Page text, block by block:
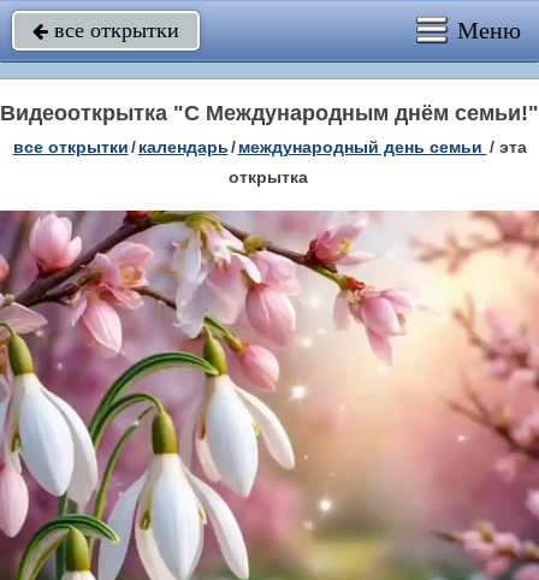
 все открытки Меню
Видеооткрытка "С Международным днём семьи!"
все открытки/ календарь/ международный день семьи / эта
открытка